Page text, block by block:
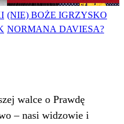
(NIE) BOŻE IGRZYSKO
NORMANA DAVIESA?
walce o Prawdę
– nasi widzowie i